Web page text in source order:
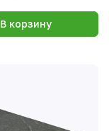
В корзину